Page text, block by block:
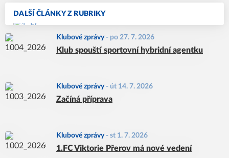
DALŠÍ ČLÁNKY Z RUBRIKY
Klubové zprávy- po 27. 7. 2026
Klub spouští sportovní hybridní agentku
Klubové zprávy- út 14. 7. 2026
Začíná příprava
Klubové zprávy- st 1. 7. 2026
1.FC Viktorie Přerov má nové vedení